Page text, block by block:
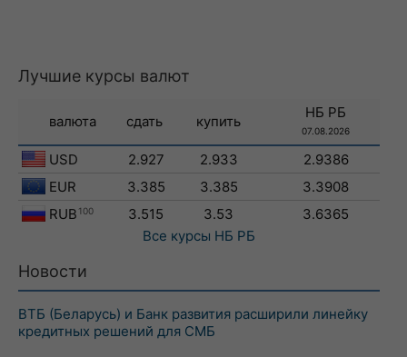
Лучшие курсы валют
валюта сдать купить
НБ РБ
07.08.2026
USD 2.927 2.933
2.9386
EUR
3.385 3.385
3.3908
RUB 100 3.515 3.53
3.6365
Все курсы НБ РБ
Новости
ВТБ (Беларусь) и Банк развития расширили линейку
кредитных решений для СМБ